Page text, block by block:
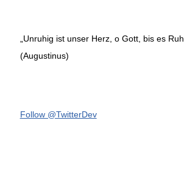
„Unruhig ist unser Herz, o Gott, bis es
(Augustinus)
Follow @TwitterDev